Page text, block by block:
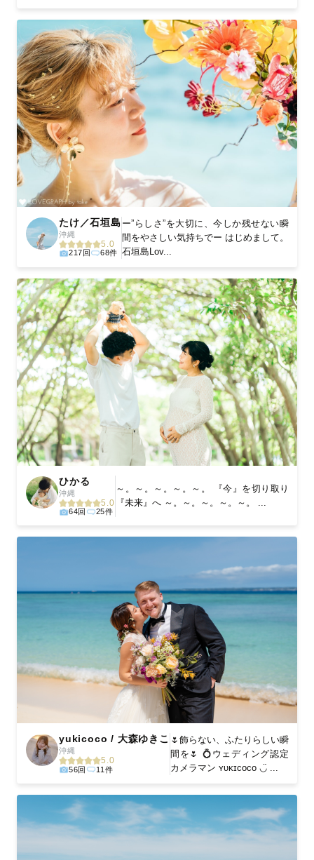
たけ／石垣島
沖縄
5.0
217回 68件
ー”らしさ”を大切に、今しか残せない瞬
間をやさしい気持ちでー はじめまして。
石垣島Lov...
ひかる
沖縄
5.0
64回 25件
～。～。～。～。～。 『今』を切り取り
『未来』へ ～。～。～。～。～。 ...
yukicoco / 大森ゆきこ
沖縄
5.0
56回 11件
🌷飾らない、ふたりらしい瞬
間を🌷 💍ウェディング認定
カメラマン ʏᴜᴋɪᴄᴏᴄᴏ ◡̈ ...